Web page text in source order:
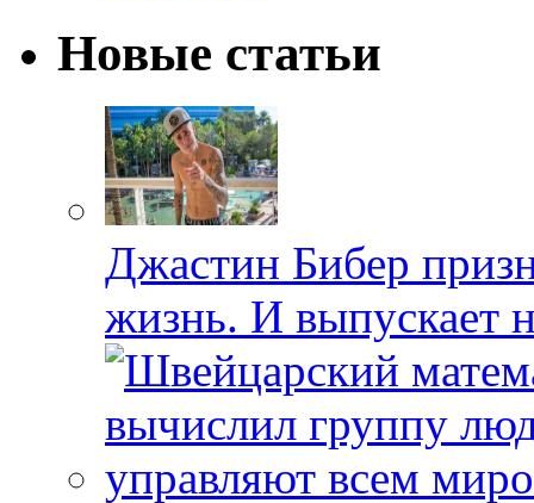
Новые статьи
Джастин Бибер
жизнь. И выпускает